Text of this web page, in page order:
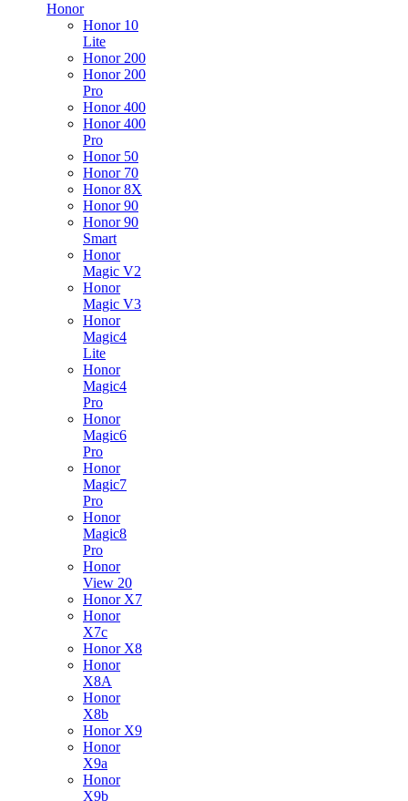
Honor
Honor 10
Lite
Honor 200
Honor 200
Pro
Honor 400
Honor 400
Pro
Honor 50
Honor 70
Honor 8X
Honor 90
Honor 90
Smart
Honor
Magic V2
Honor
Magic V3
Honor
Magic4
Lite
Honor
Magic4
Pro
Honor
Magic6
Pro
Honor
Magic7
Pro
Honor
Magic8
Pro
Honor
View 20
Honor X7
Honor
X7c
Honor X8
Honor
X8A
Honor
X8b
Honor X9
Honor
X9a
Honor
X9b